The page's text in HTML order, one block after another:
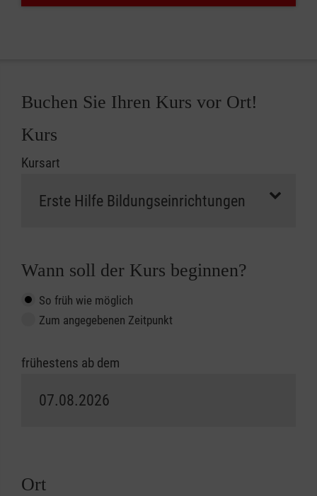
Buchen Sie Ihren Kurs vor Ort!
Kurs
Kursart
Wann soll der Kurs beginnen?
So früh wie möglich
Zum angegebenen Zeitpunkt
frühestens ab dem
Ort